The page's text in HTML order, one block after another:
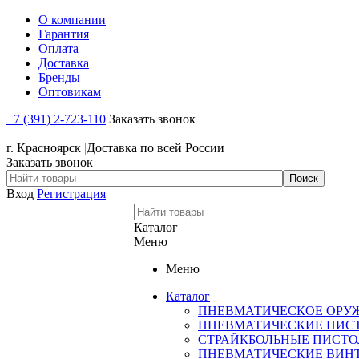
О компании
Гарантия
Оплата
Доставка
Бренды
Оптовикам
+7 (391) 2-723-110 Заказать звонок
г. Красноярск |Доставка по всей России
Заказать звонок
Вход Регистрация
Каталог
Меню
Меню
Каталог
ПНЕВМАТИЧЕСКОЕ
ПНЕВМАТИЧЕСКИЕ
СТРАЙКБОЛЬНЫЕ
ПНЕВМАТИЧЕСКИЕ